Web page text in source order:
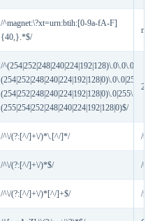
/^magnet:\?xt=urn:btih:[0-9a-fA-F]
{40,}.*$/
/^(254|252|248|240|224|192|128)\.0\.0\.0|255\.
(255|254|252|248|240|224|192|128|0)$/
/^\/(?:[^/]+\/)*\.[^/]*/ /
/^\/(?:[^/]+\/)*$/ /
/^\/(?:[^/]+\/)*[^/]+$/ /